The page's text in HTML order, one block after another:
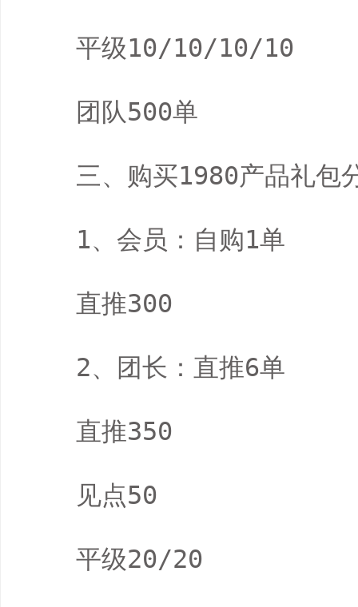
平级10/10/10/10
团队500单
三、购买1980产品礼包
1、会员：自购1单
直推300
2、团长：直推6单
直推350
见点50
平级20/20